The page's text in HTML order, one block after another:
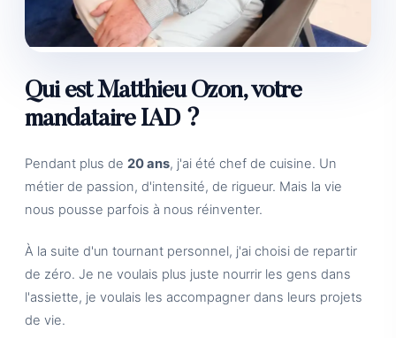
Qui est Matthieu Ozon, votre
mandataire IAD ?
Pendant plus de 20 ans, j'ai été chef de cuisine. Un
métier de passion, d'intensité, de rigueur. Mais la vie
nous pousse parfois à nous réinventer.
À la suite d'un tournant personnel, j'ai choisi de repartir
de zéro. Je ne voulais plus juste nourrir les gens dans
l'assiette, je voulais les accompagner dans leurs projets
de vie.